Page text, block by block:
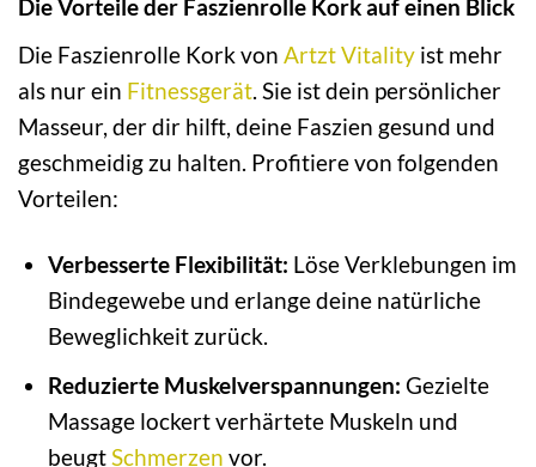
Die Vorteile der Faszienrolle Kork auf einen Blick
Die Faszienrolle Kork von Artzt Vitality ist mehr
als nur ein Fitnessgerät. Sie ist dein persönlicher
Masseur, der dir hilft, deine Faszien gesund und
geschmeidig zu halten. Profitiere von folgenden
Vorteilen:
Verbesserte Flexibilität: Löse Verklebungen im
Bindegewebe und erlange deine natürliche
Beweglichkeit zurück.
Reduzierte Muskelverspannungen: Gezielte
Massage lockert verhärtete Muskeln und
beugtSchmerzen vor.